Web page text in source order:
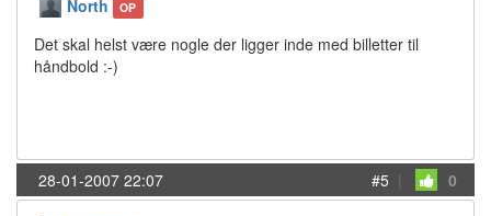
North OP
Det skal helst være nogle der ligger inde med billetter til
håndbold :-)
28-01-2007 22:07 #5 | 0